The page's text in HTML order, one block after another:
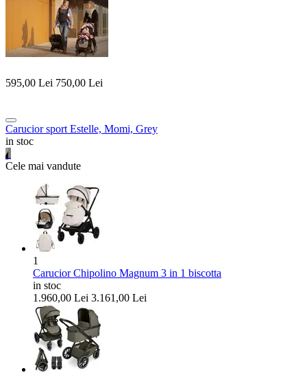
595,00 Lei 750,00 Lei
Carucior sport Estelle, Momi, Grey
in stoc
Cele mai vandute
1
Carucior Chipolino Magnum 3 in 1 biscotta
in stoc
1.960,00 Lei 3.161,00 Lei